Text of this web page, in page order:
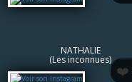
NATHALIE
(Les inconnues)
❤️